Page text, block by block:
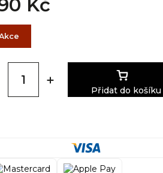
Kč
Přidat do košíku